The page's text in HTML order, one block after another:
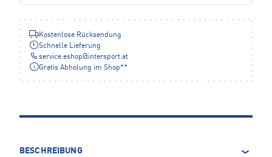
Kostenlose Rücksendung
Schnelle Lieferung
service.eshop@intersport.at
Gratis Abholung im Shop**
BESCHREIBUNG